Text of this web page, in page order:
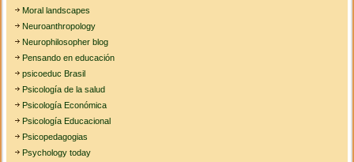
Moral landscapes
Neuroanthropology
Neurophilosopher blog
Pensando en educación
psicoeduc Brasil
Psicología de la salud
Psicología Económica
Psicología Educacional
Psicopedagogias
Psychology today